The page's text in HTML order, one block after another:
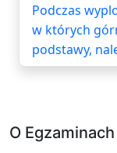
Podczas
w których
podstawy,
O